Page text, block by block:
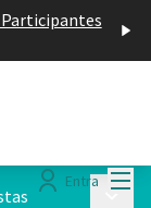
Entra